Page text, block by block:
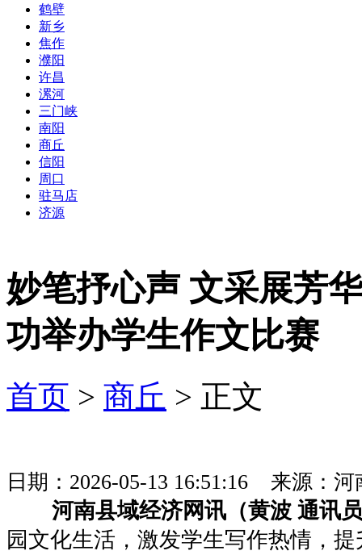
鹤壁
新乡
焦作
濮阳
许昌
漯河
三门峡
南阳
商丘
信阳
周口
驻马店
济源
妙笔抒心声 文采展芳
功举办学生作文比赛
首页 > 商丘 > 正文
日期：2026-05-13 16:51:16 来源：
河南县域经济网讯（黄波 通讯
园文化生活，激发学生写作热情，